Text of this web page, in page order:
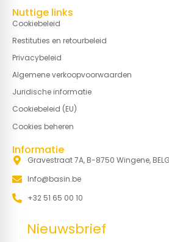
Nuttige links
Cookiebeleid
Restituties en retourbeleid
Privacybeleid
Algemene verkoopvoorwaarden
Juridische informatie
Cookiebeleid (EU)
Cookies beheren
Informatie
Gravestraat 7A, B-8750 Wingene,
Info@basin.be
+32 51 65 00 10
Nieuwsbrief